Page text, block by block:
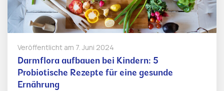
Veröffentlicht am 7. Juni 2024
Darmflora aufbauen bei Kindern: 5
Probiotische Rezepte für eine gesunde
Ernährung